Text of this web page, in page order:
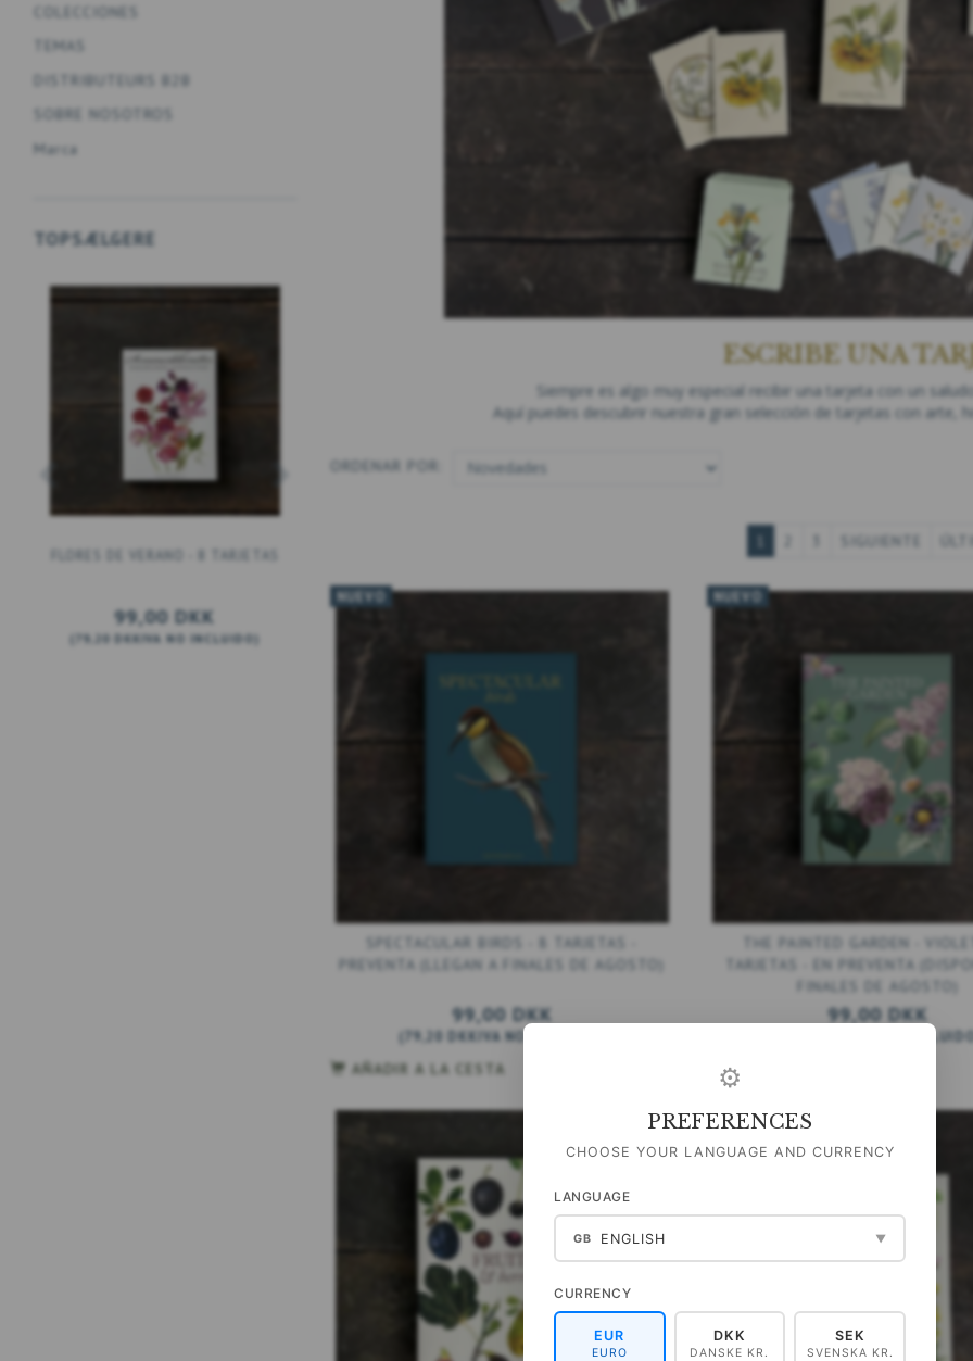
COLECCIONES
TEMAS
DISTRIBUTEURS B2B
SOBRE NOSOTROS
Marca
TOPSÆLGERE
FLORES DE VERANO - 8 TARJETAS
99,00 DKK
79,20 DKKIVA NO INCLUIDO)
HISTORIC ROSES - 8 TARJETAS
99,00 DKK
ESCRIBE UNA
Siempre es algo muy especial recibir una tarjeta con un
Aquí puedes descubrir nuestra gran selección de tarjetas con arte,
ORDENAR POR:
SIGUIENTE
NUEVO
SPECTACULAR BIRDS - 8 TARJETAS -
PREVENTA (LLEGAN A FINALES DE AGOSTO)
99,00 DKK
79,20 DKK IVA NO INCLUIDO
AÑADIR A LA CESTA
NUEVO
THE PAINTED GARDEN -
TARJETAS - EN PREVENTA
FINALES DE AGOSTO)
99,00 DKK
IVA NO
AÑADIR A LA CESTA
⚙
PREFERENCES
CHOOSE YOUR LANGUAGE AND CURRENCY
LANGUAGE
GB ENGLISH ▼
CURRENCY
EUR
EURO
DKK
DANSKE KR.
SEK
SVENSKA KR.